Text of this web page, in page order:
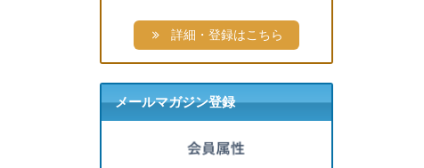
詳細・登録はこちら
メールマガジン登録